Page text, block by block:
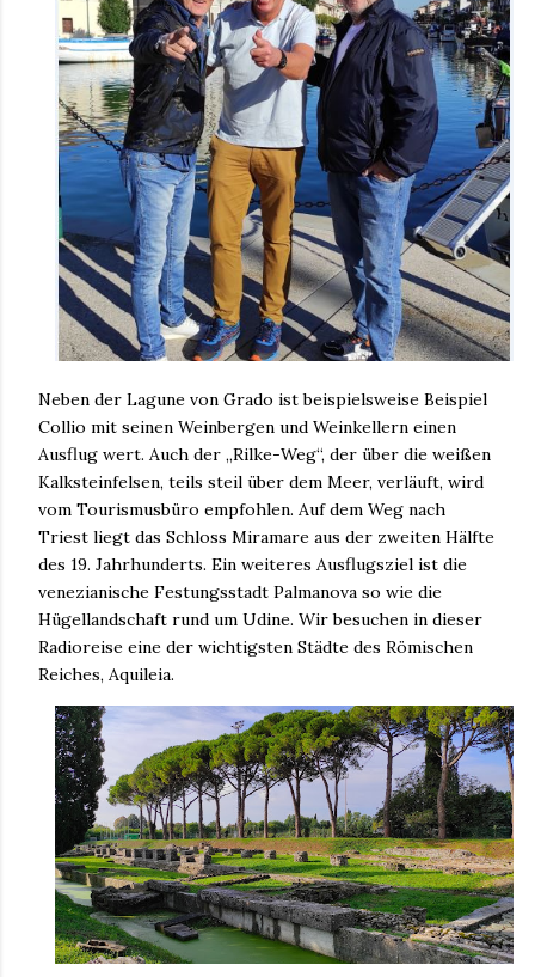
Neben der Lagune von Grado ist beispielsweise Beispiel
Collio mit seinen Weinbergen und Weinkellern einen
Ausflug wert. Auch der „Rilke-Weg“, der über die weißen
Kalksteinfelsen, teils steil über dem Meer, verläuft, wird
vom Tourismusbüro empfohlen. Auf dem Weg nach
Triest liegt das Schloss Miramare aus der zweiten Hälfte
des 19. Jahrhunderts. Ein weiteres Ausflugsziel ist die
venezianische Festungsstadt Palmanova so wie die
Hügellandschaft rund um Udine. Wir besuchen in dieser
Radioreise eine der wichtigsten Städte des Römischen
Reiches, Aquileia.